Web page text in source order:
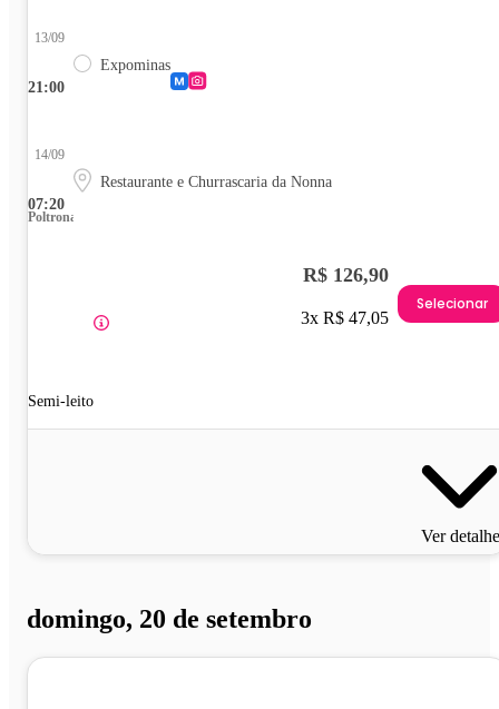
21:00
13/09
Expominas
07:20
14/09
Restaurante e Churrascaria da Nonna
Poltrona
Semi-leito
R$ 126,90
3x R$ 47,05
Selecionar
Ver
domingo, 20 de setembro